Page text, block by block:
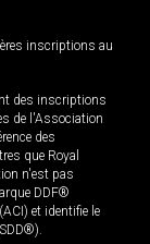
inscriptions au
des inscriptions
de l'Association
des
que Royal
n'est pas
DDF®
et identifie le